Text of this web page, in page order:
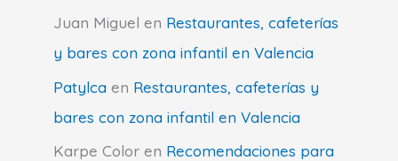
Juan Miguel en Restaurantes, cafeterías
y bares con zona infantil en Valencia
Patylca en Restaurantes, cafeterías y
bares con zona infantil en Valencia
Karpe Color en Recomendaciones para